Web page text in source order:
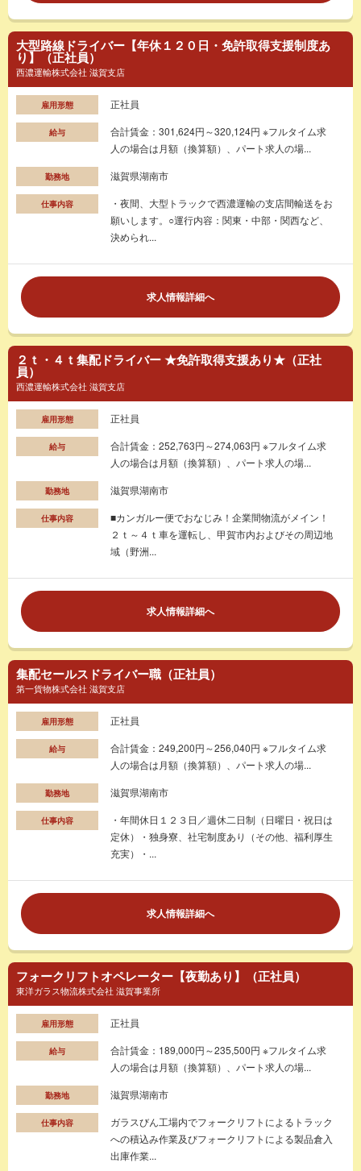
大型路線ドライバー【年休１２０日・免許取得支援制度あ
り】（正社員）
西濃運輸株式会社 滋賀支店
雇用形態 正社員
給与
合計賃金：301,624円～320,124円 ※フルタイム求
人の場合は月額（換算額）、パート求人の場...
勤務地 滋賀県湖南市
仕事内容
・夜間、大型トラックで西濃運輸の支店間輸送をお
願いします。○運行内容：関東・中部・関西など、
決められ...
求人情報詳細へ
２ｔ・４ｔ集配ドライバー ★免許取得支援あり★（正社
員）
西濃運輸株式会社 滋賀支店
雇用形態 正社員
給与
合計賃金：252,763円～274,063円 ※フルタイム求
人の場合は月額（換算額）、パート求人の場...
勤務地 滋賀県湖南市
仕事内容
■カンガルー便でおなじみ！企業間物流がメイン！
２ｔ～４ｔ車を運転し、甲賀市内およびその周辺地
域（野洲...
求人情報詳細へ
集配セールスドライバー職（正社員）
第一貨物株式会社 滋賀支店
雇用形態 正社員
給与
合計賃金：249,200円～256,040円 ※フルタイム求
人の場合は月額（換算額）、パート求人の場...
勤務地 滋賀県湖南市
仕事内容
・年間休日１２３日／週休二日制（日曜日・祝日は
定休）・独身寮、社宅制度あり（その他、福利厚生
充実）・...
求人情報詳細へ
フォークリフトオペレーター【夜勤あり】（正社員）
東洋ガラス物流株式会社 滋賀事業所
雇用形態 正社員
給与
合計賃金：189,000円～235,500円 ※フルタイム求
人の場合は月額（換算額）、パート求人の場...
勤務地 滋賀県湖南市
仕事内容
ガラスびん工場内でフォークリフトによるトラック
への積込み作業及びフォークリフトによる製品倉入
出庫作業...